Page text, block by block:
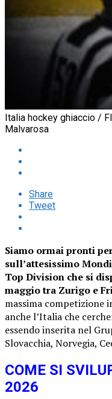
Italia hockey ghiaccio /
Malvarosa
Share
Tweet
Siamo ormai pronti
sull’attesissimo
Top Division che si
maggio tra Zurigo e
massima competizione
anche l’Italia che
essendo inserita nel
Slovacchia, Norvegia,
COME SI
2026